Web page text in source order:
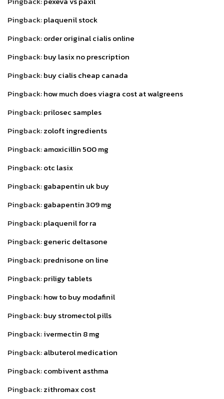
Pingback:plaquenil stock
Pingback:order original cialis online
Pingback:buy lasix no prescription
Pingback:buy cialis cheap canada
Pingback:how much does viagra cost at walgreens
Pingback:prilosec samples
Pingback:zoloft ingredients
Pingback:amoxicillin 500 mg
Pingback:otc lasix
Pingback:gabapentin uk buy
Pingback:gabapentin 309 mg
Pingback:plaquenil for ra
Pingback:generic deltasone
Pingback:prednisone on line
Pingback:priligy tablets
Pingback:how to buy modafinil
Pingback:buy stromectol pills
Pingback:ivermectin 8 mg
Pingback:albuterol medication
Pingback:combivent asthma
Pingback:zithromax cost